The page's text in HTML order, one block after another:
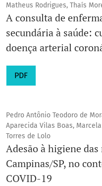
Matheus Rodrigues, Thaís
A consulta de
secundária à saúde:
doença arterial
PDF
Pedro Antônio Teodoro de
Aparecida Vilas Boas,
Torres de Lolo
Adesão à higiene
Campinas/SP, no
COVID-19